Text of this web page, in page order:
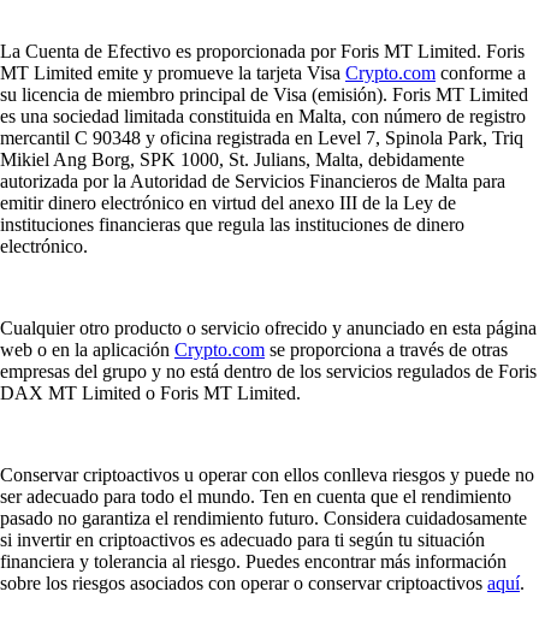
La Cuenta de Efectivo es proporcionada por Foris MT Limited. Foris
MT Limited emite y promueve la tarjeta Visa Crypto.com conforme a
su licencia de miembro principal de Visa (emisión). Foris MT Limited
es una sociedad limitada constituida en Malta, con número de registro
mercantil C 90348 y oficina registrada en Level 7, Spinola Park, Triq
Mikiel Ang Borg, SPK 1000, St. Julians, Malta, debidamente
autorizada por la Autoridad de Servicios Financieros de Malta para
emitir dinero electrónico en virtud del anexo III de la Ley de
instituciones financieras que regula las instituciones de dinero
electrónico.
Cualquier otro producto o servicio ofrecido y anunciado en esta página
web o en la aplicación Crypto.com se proporciona a través de otras
empresas del grupo y no está dentro de los servicios regulados de Foris
DAX MT Limited o Foris MT Limited.
Conservar criptoactivos u operar con ellos conlleva riesgos y puede no
ser adecuado para todo el mundo. Ten en cuenta que el rendimiento
pasado no garantiza el rendimiento futuro. Considera cuidadosamente
si invertir en criptoactivos es adecuado para ti según tu situación
financiera y tolerancia al riesgo. Puedes encontrar más información
sobre los riesgos asociados con operar o conservar criptoactivos aquí.